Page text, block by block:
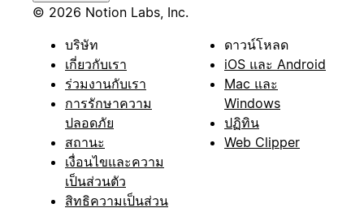
© 2026 Notion Labs, Inc.
บริษัท
เกี่ยวกับเรา
ร่วมงานกับเรา
การรักษาความ
ปลอดภัย
สถานะ
เงื่อนไขและความ
เป็นส่วนตัว
สิทธิความเป็นส่วน
ดาวน์โหลด
iOS และ Android
Mac และ
Windows
ปฏิทิน
Web Clipper